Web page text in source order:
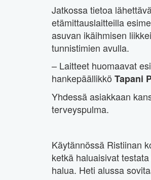
Jatkossa tietoa
etämittauslaitteilla
asuvan ikäihmisen
tunnistimien avulla.
– Laitteet huomaavat
hankepäällikkö Tapani
Yhdessä asiakkaan
terveyspulma.
Käytännössä Ristiinan
ketkä haluaisivat
halua. Heti alussa